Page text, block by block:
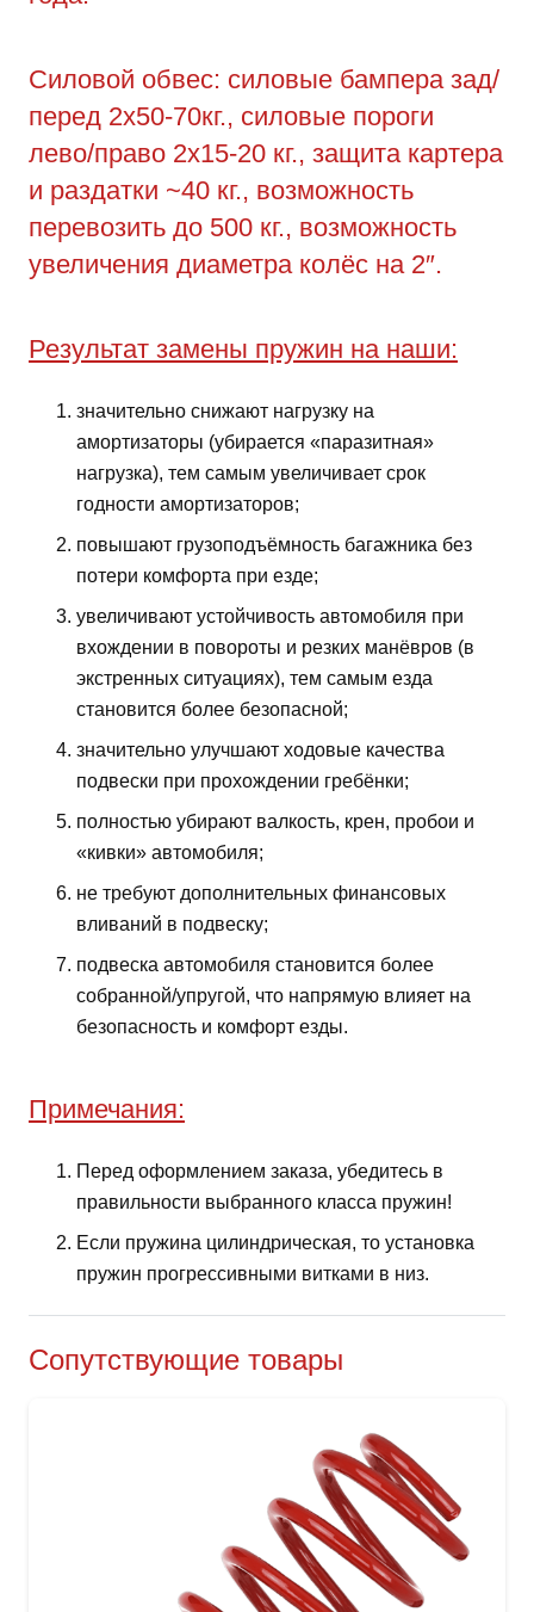
Силовой обвес: силовые бампера зад/
перед 2х50-70кг., силовые пороги
лево/право 2х15-20 кг., защита картера
и раздатки ~40 кг., возможность
перевозить до 500 кг., возможность
увеличения диаметра колёс на 2″.
Результат замены пружин на наши:
значительно снижают нагрузку на
амортизаторы (убирается «паразитная»
нагрузка), тем самым увеличивает срок
годности амортизаторов;
повышают грузоподъёмность багажника без
потери комфорта при езде;
увеличивают устойчивость автомобиля при
вхождении в повороты и резких манёвров (в
экстренных ситуациях), тем самым езда
становится более безопасной;
значительно улучшают ходовые качества
подвески при прохождении гребёнки;
полностью убирают валкость, крен, пробои и
«кивки» автомобиля;
не требуют дополнительных финансовых
вливаний в подвеску;
подвеска автомобиля становится более
собранной/упругой, что напрямую влияет на
безопасность и комфорт езды.
Примечания:
Перед оформлением заказа, убедитесь в
правильности выбранного класса пружин!
Если пружина цилиндрическая, то установка
пружин прогрессивными витками в низ.
Сопутствующие товары